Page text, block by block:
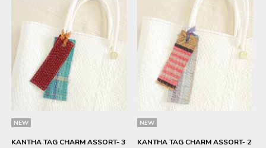
NEW
KANTHA TAG CHARM ASSORT- 3
NEW
KANTHA TAG CHARM ASSORT- 2